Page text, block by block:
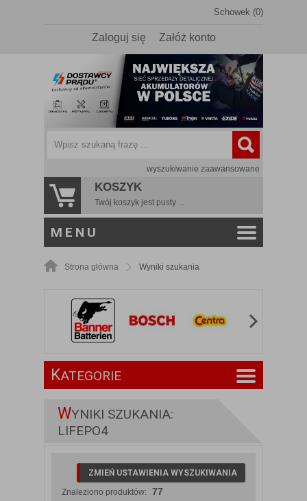
Schowek (0)
Zaloguj się Załóż konto
wyszukiwanie zaawansowane
KOSZYK
Twój koszyk jest pusty ...
MENU
Strona główna Wyniki szukania
KATEGORIE
WYNIKI SZUKANIA:
LIFEPO4
ZMIEŃ USTAWIENIA WYSZUKIWANIA
Znaleziono produktów: 77